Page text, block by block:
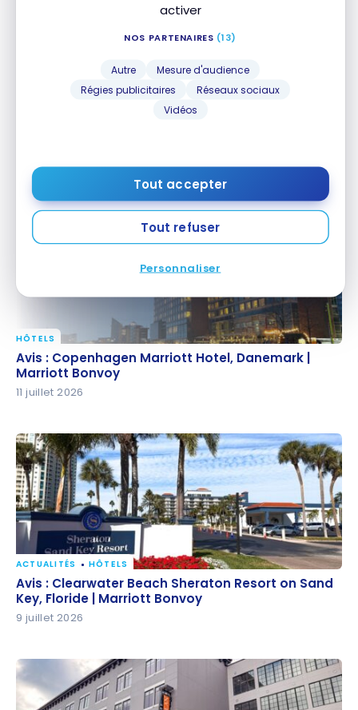
activer
NOS PARTENAIRES (13)
Autre
Mesure d'audience
Régies publicitaires
Réseaux sociaux
Vidéos
Tout accepter
Tout refuser
Personnaliser
13 juillet 2026
Avis : Copenhagen Marriott Hotel, Danemark |
Marriott Bonvoy
HÔTELS
Avis : Copenhagen Marriott Hotel, Danemark |
Marriott Bonvoy
11 juillet 2026
Avis : Clearwater Beach Sheraton Resort on Sand
Key, Floride | Marriott Bonvoy
ACTUALITÉS HÔTELS
Avis : Clearwater Beach Sheraton Resort on Sand
Key, Floride | Marriott Bonvoy
9 juillet 2026